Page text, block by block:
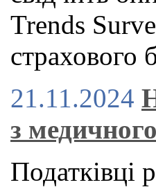
Trends
страхового
21.11.2024
з
Податківці